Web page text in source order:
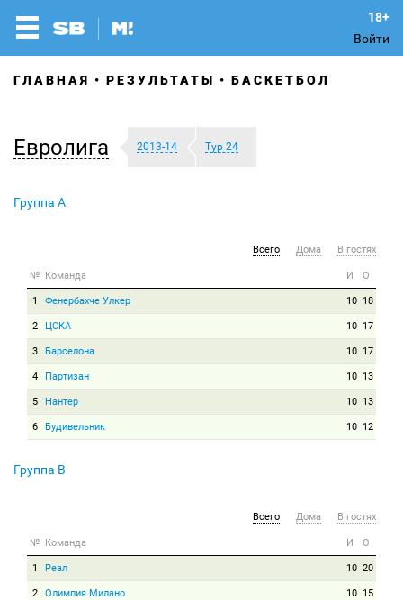
Войти
ГЛАВНАЯ РЕЗУЛЬТАТЫ БАСКЕТБОЛ
Евролига 2013-14 Тур 24
Группа A
Всего Дома В гостях
№ Команда И О
1 Фенербахче Улкер 10 18
2 ЦСКА 10 17
3 Барселона 10 17
4 Партизан 10 13
5 Нантер 10 13
6 Будивельник 10 12
Группа B
Всего Дома В гостях
№ Команда И О
1 Реал 10 20
2 Олимпия Милано 10 15